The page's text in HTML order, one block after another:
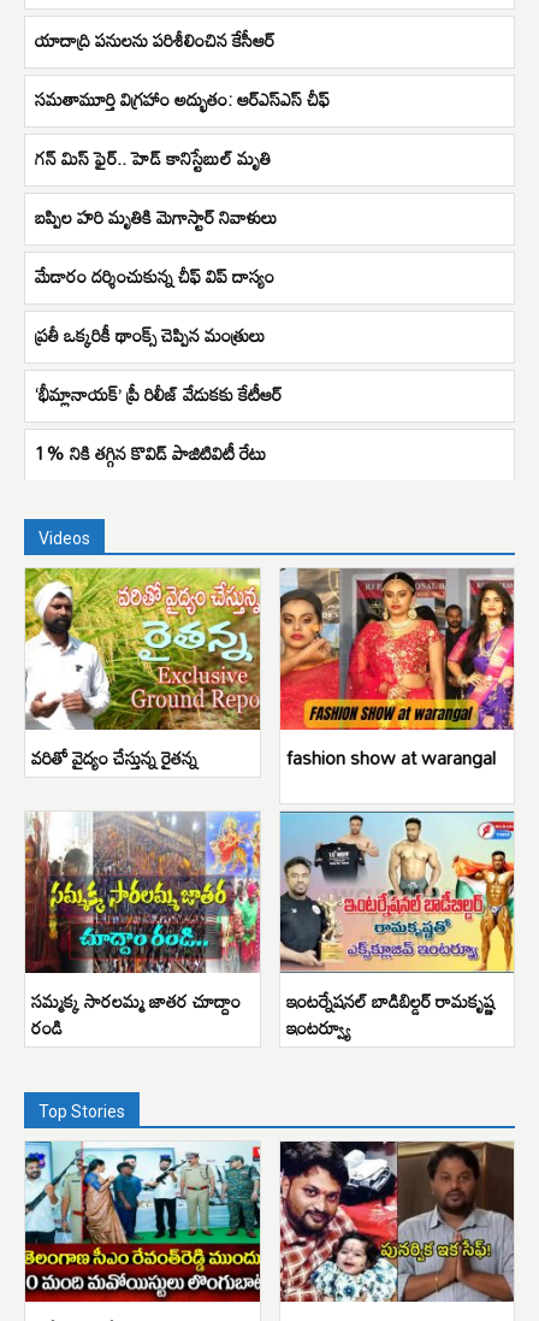
యాదాద్రి పనులను పరిశీలించిన కేసీఆర్
సమతామూర్తి విగ్రహాం అద్భుతం: ఆర్ఎస్ఎస్ చీఫ్
గన్ మిస్ ఫైర్.. హెడ్ కానిస్టేబుల్ మృతి
బప్పిల హరి మృతికి మెగాస్టార్ నివాళులు
మేడారం దర్శించుకున్న చీఫ్ విప్ దాస్యం
ప్రతీ ఒక్కరికీ థాంక్స్ చెప్పిన మంత్రులు
‘భీమ్లానాయక్’ ప్రీ రిలీజ్ వేడుకకు కేటీఆర్
1% నికి తగ్గిన కొవిడ్ పాజిటివిటీ రేటు
Videos
వరితో వైద్యం చేస్తున్న రైతన్న fashion show at warangal
సమ్మక్క సారలమ్మ జాతర చూద్దాం
రండి
ఇంటర్నేషనల్ బాడిబిల్డర్ రామకృష్ణ
ఇంటర్వ్యూ
Top Stories